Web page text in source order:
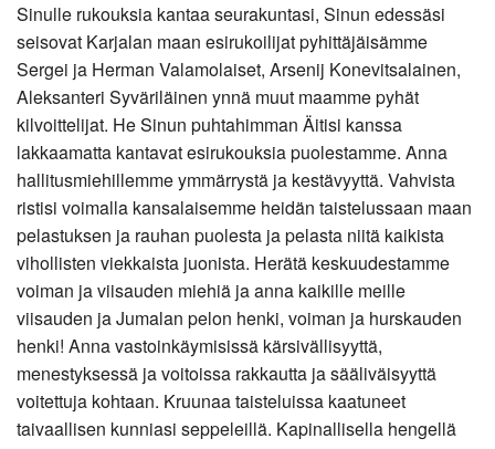
Sinulle rukouksia kantaa seurakuntasi, Sinun edessäsi
seisovat Karjalan maan esirukoilijat pyhittäjäisämme
Sergei ja Herman Valamolaiset, Arsenij Konevitsalainen,
Aleksanteri Syväriläinen ynnä muut maamme pyhät
kilvoittelijat. He Sinun puhtahimman Äitisi kanssa
lakkaamatta kantavat esirukouksia puolestamme. Anna
hallitusmiehillemme ymmärrystä ja kestävyyttä. Vahvista
ristisi voimalla kansalaisemme heidän taistelussaan maan
pelastuksen ja rauhan puolesta ja pelasta niitä kaikista
vihollisten viekkaista juonista. Herätä keskuudestamme
voiman ja viisauden miehiä ja anna kaikille meille
viisauden ja Jumalan pelon henki, voiman ja hurskauden
henki! Anna vastoinkäymisissä kärsivällisyyttä,
menestyksessä ja voitoissa rakkautta ja sääliväisyyttä
voitettuja kohtaan. Kruunaa taisteluissa kaatuneet
taivaallisen kunniasi seppeleillä. Kapinallisella hengellä